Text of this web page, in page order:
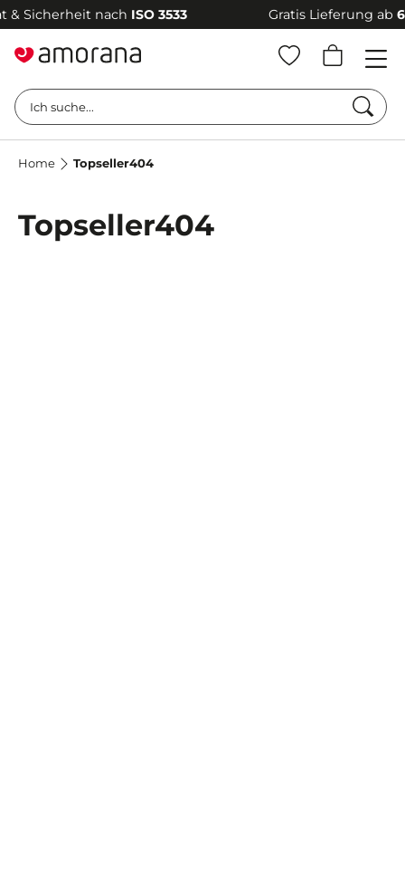
nachISO 3533 Gratis Lieferung ab69 €
Ich suche...
Home Topseller404
Topseller404